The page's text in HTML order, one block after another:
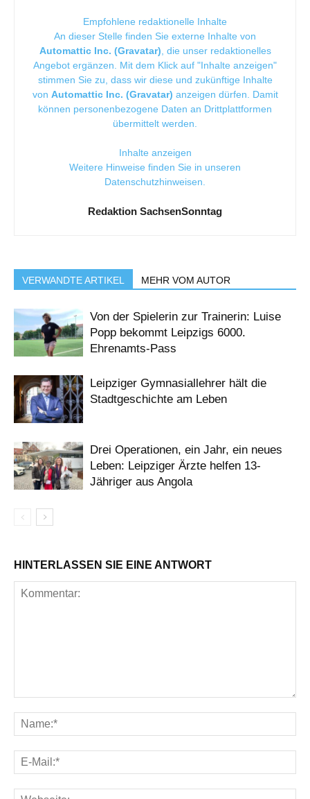
Empfohlene redaktionelle Inhalte
An dieser Stelle finden Sie externe Inhalte von
Automattic Inc. (Gravatar) , die unser redaktionelles
Angebot ergänzen. Mit dem Klick auf "Inhalte anzeigen"
stimmen Sie zu, dass wir diese und zukünftige Inhalte
von Automattic Inc. (Gravatar) anzeigen dürfen. Damit
können personenbezogene Daten an Drittplattformen
übermittelt werden.
Inhalte anzeigen
Weitere Hinweise finden Sie in unseren
Datenschutzhinweisen
Redaktion SachsenSonntag
VERWANDTE ARTIKEL MEHR VOM AUTOR
Von der Spielerin zur Trainerin: Luise
Popp bekommt Leipzigs 6000.
Ehrenamts-Pass
Leipziger Gymnasiallehrer hält die
Stadtgeschichte am Leben
Drei Operationen, ein Jahr, ein neues
Leben: Leipziger Ärzte helfen 13-
Jähriger aus Angola
HINTERLASSEN SIE EINE ANTWORT